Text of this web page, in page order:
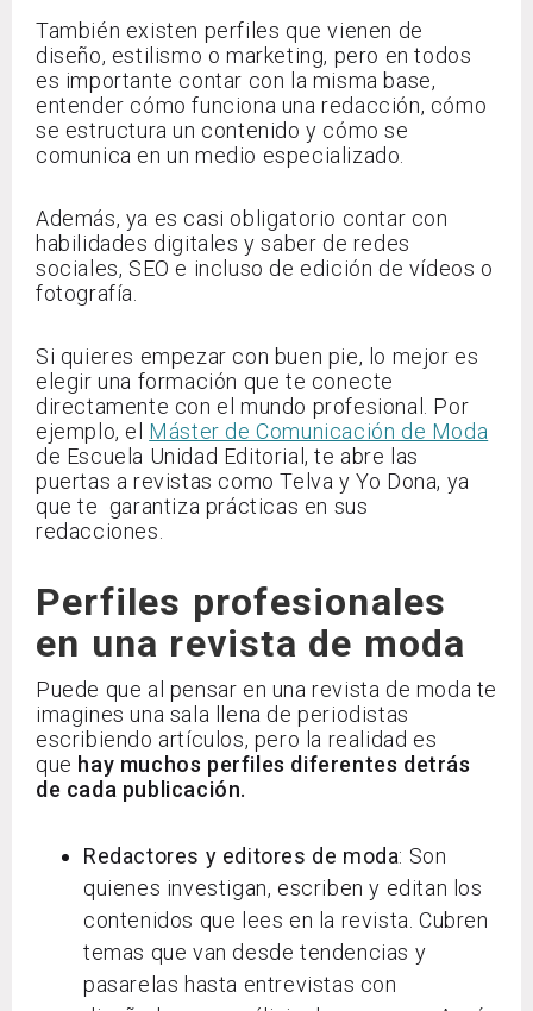
También existen perfiles que vienen de
diseño, estilismo o marketing, pero en todos
es importante contar con la misma base,
entender cómo funciona una redacción, cómo
se estructura un contenido y cómo se
comunica en un medio especializado.
Además, ya es casi obligatorio contar con
habilidades digitales y saber de redes
sociales, SEO e incluso de edición de vídeos o
fotografía.
Si quieres empezar con buen pie, lo mejor es
elegir una formación que te conecte
directamente con el mundo profesional. Por
ejemplo, el Máster de Comunicación de Moda
de Escuela Unidad Editorial, te abre las
puertas a revistas como Telva y Yo Dona, ya
que te garantiza prácticas en sus
redacciones.
Perfiles profesionales
en una revista de moda
Puede que al pensar en una revista de moda te
imagines una sala llena de periodistas
escribiendo artículos, pero la realidad es
que hay muchos perfiles diferentes detrás
de cada publicación.
Redactores y editores de moda: Son
quienes investigan, escriben y editan los
contenidos que lees en la revista. Cubren
temas que van desde tendencias y
pasarelas hasta entrevistas con